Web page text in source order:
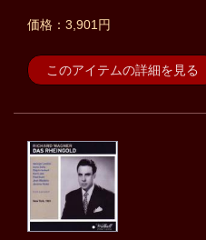
価格：3,901円
このアイテムの詳細を見る